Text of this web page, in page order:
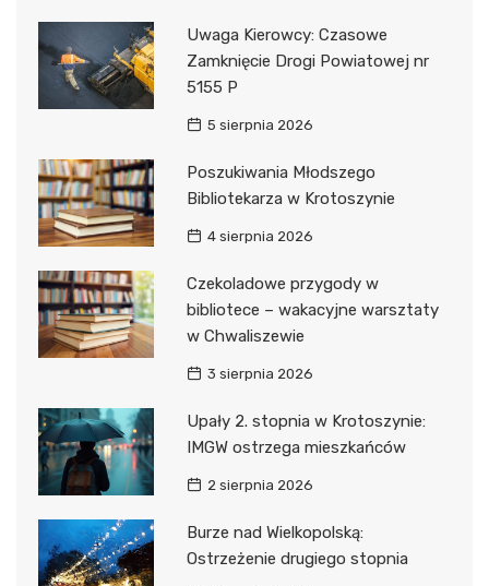
Uwaga Kierowcy: Czasowe
Zamknięcie Drogi Powiatowej nr
5155 P
5 sierpnia 2026
Poszukiwania Młodszego
Bibliotekarza w Krotoszynie
4 sierpnia 2026
Czekoladowe przygody w
bibliotece – wakacyjne warsztaty
w Chwaliszewie
3 sierpnia 2026
Upały 2. stopnia w Krotoszynie:
IMGW ostrzega mieszkańców
2 sierpnia 2026
Burze nad Wielkopolską:
Ostrzeżenie drugiego stopnia